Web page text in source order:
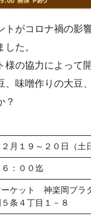
トがコロナ禍の影
た。
の協力によって
、味噌作りの大豆
？
月１９～２０日（土
：００迄
ーケット 神楽岡プラ
条４丁目１－８